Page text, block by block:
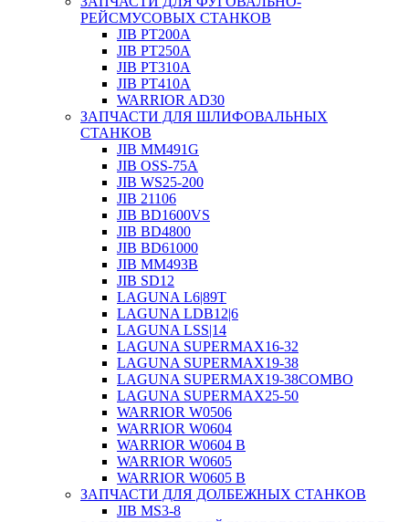
РЕЙСМУСОВЫХ СТАНКОВ
JIB PT200A
JIB PT250A
JIB PT310A
JIB PT410A
WARRIOR AD30
ЗАПЧАСТИ ДЛЯ ШЛИФОВАЛЬНЫХ
СТАНКОВ
JIB MM491G
JIB OSS-75A
JIB WS25-200
JIB 21106
JIB BD1600VS
JIB BD4800
JIB BD61000
JIB MM493B
JIB SD12
LAGUNA L6|89T
LAGUNA LDB12|6
LAGUNA LSS|14
LAGUNA SUPERMAX16-32
LAGUNA SUPERMAX19-38
LAGUNA SUPERMAX19-38COMBO
LAGUNA SUPERMAX25-50
WARRIOR W0506
WARRIOR W0604
WARRIOR W0604 B
WARRIOR W0605
WARRIOR W0605 B
ЗАПЧАСТИ ДЛЯ ДОЛБЕЖНЫХ СТАНКОВ
JIB MS3-8